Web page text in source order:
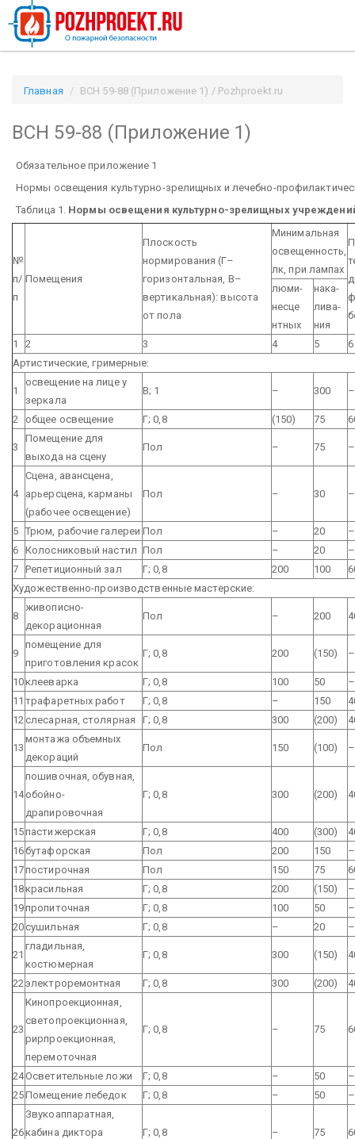
Главная ВСН 59-88 (Приложение 1) / Pozhproekt.ru
ВСН 59-88 (Приложение 1)
Обязательное приложение 1
Нормы освещения культурно-зрелищных и лечебно-
Таблица 1. Нормы освещения культурно-зрелищных
№
п/
п
Помещения
Плоскость
нормирования (Г–
горизонтальная, В–
вертикальная): высота
от пола
Минимальная
освещенность,
лк, при лампах
люми-
несце
нтных
нака-
лива-
ния
1
2 3 4 5
6
Артистические, гримерные:
1
освещение на лице у
зеркала
В; 1 – 300 –
2 общее освещение Г; 0,8 (150) 75
3
Помещение для
выхода на сцену
Пол – 75 –
4
Сцена, авансцена,
арьерсцена, карманы
(рабочее освещение)
Пол – 30 –
5 Трюм, рабочие галереи Пол – 20
–
6 Колосниковый настил Пол – 20
–
7 Репетиционный зал Г; 0,8 200 100
Художественно-производственные мастерские:
8
живописно-
декорационная
Пол – 200
9
помещение для
приготовления красок
Г; 0,8 200 (150) –
10клееварка Г; 0,8 100 50
–
11 трафаретных работ Г; 0,8 – 150
12 слесарная, столярная Г; 0,8 300 (200)
13
монтажа объемных
декораций
Пол 150 (100) –
14
пошивочная, обувная,
обойно-
драпировочная
Г; 0,8 300 (200)
15пастижерская Г; 0,8 400 (300)
16бутафорская Пол 200 150
–
17постирочная Пол 150 75
18красильная Г; 0,8 200 (150)
–
19пропиточная Г; 0,8 100 50
–
20сушильная Г; 0,8 – 20 –
21
гладильная,
костюмерная
Г; 0,8 300 (150)
22 электроремонтная Г; 0,8 300 (200)
23
Кинопроекционная,
светопроекционная,
рирпроекционная,
перемоточная
Г; 0,8 – 75
24Осветительные ложи Г; 0,8 – 50
–
25Помещение лебедок Г; 0,8 – 50 –
26
Звукоаппаратная,
кабина диктора
Г; 0,8 – 75